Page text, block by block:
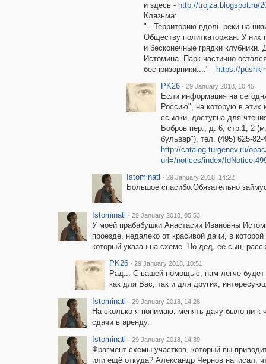
и здесь - http://trojza.blogspot.ru/
Клязьма:
"...Территорию вдоль реки на
Обществу политкаторжан. У них
и бесконечные грядки
Истомина. Парк частично
беспризорники...." - https://
PK26 · 29 January 2018, 10:45
Если информация на
Россию", на которую в этих
ссылки, доступна для
Бобров пер., д. 6, стр.1, 2
бульвар"). тел. (495) 625-82-
http://catalog.turgenev.ru/
url=/notices/index/
Istominatl · 29 January 2018, 14:22
Большое спасибо.Обязательно
Istominatl · 29 January 2018, 05:53
У моей прабабушки Анастасии Ивановны
проезде, недалеко от красивой дачи, в
который указан на схеме. Но дед, её сын,
PK26 · 29 January 2018, 10:51
Рад... С вашей помощью, нам легче будет
как для Вас, так и для других,
Istominatl · 29 January 2018, 14:28
На сколько я понимаю, менять дачу было ни
сдачи в аренду.
Istominatl · 29 January 2018, 14:39
Фрагмент схемы участков, который вы
или ещё откуда? Александр Чернов написал,